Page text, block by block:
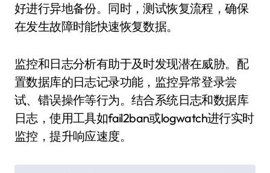
好进行异地备份。同时，测试恢复流程，确保
在发生故障时能快速恢复数据。
监控和日志分析有助于及时发现潜在威胁。配
置数据库的日志记录功能，监控异常登录尝
试、错误操作等行为。结合系统日志和数据库
日志，使用工具如fail2ban或logwatch进行实时
监控，提升响应速度。